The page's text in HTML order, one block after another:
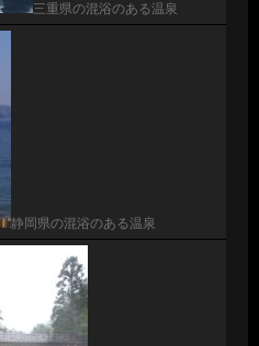
三重県の混浴のある温泉
静岡県の混浴のある温泉